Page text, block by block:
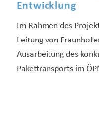
Entwicklung
Im Rahmen des
Leitung von
Ausarbeitung des
Pakettransports im